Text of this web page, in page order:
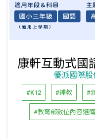
優派國際股
#K12 #補教 #
#教育部數位內容選